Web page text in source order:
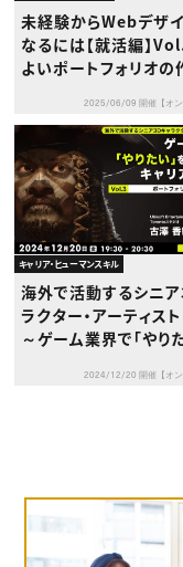
未経験からWebデザ
なるには【就活編】
よいポートフォリオの
2025/06/09 開催【オン
キャリア・ヒューマンスキル
海外で活動するシニ
ラクター・アーティス
～ゲーム業界で「やり
l.3 「ポートフォリオの
2024/12/20 開催【オン